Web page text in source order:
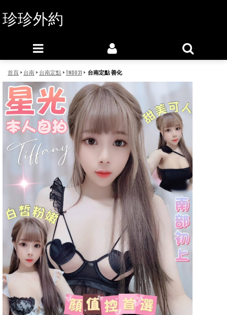
珍珍外約
首頁> 台南> 台南定點>TND031 > 台南定點 善化